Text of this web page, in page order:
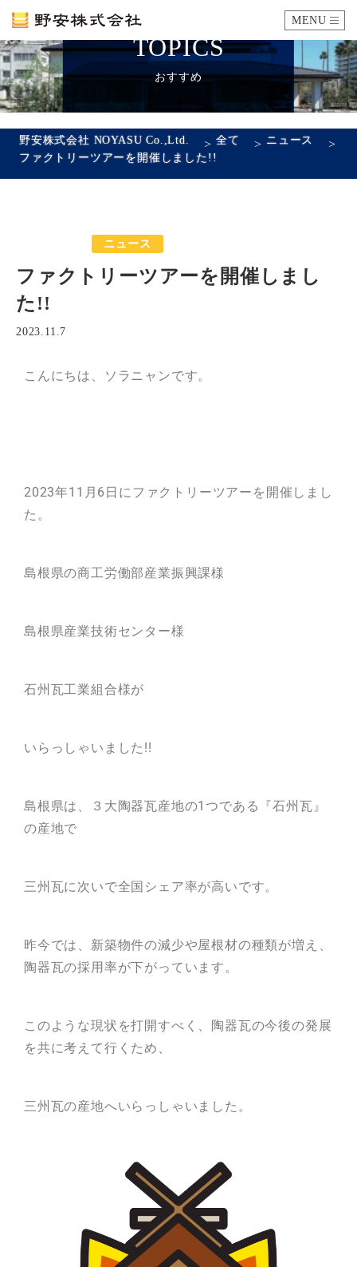
MENU
カタログ
瓦ができるまで
会社概要 沿革 代表あいさつ アクセス
採用情報
TOPICS
おすすめ
野安株式会社 NOYASU Co.,Ltd. >全て > ニュース >
ファクトリーツアーを開催しました!!
ニュース
ファクトリーツアーを開催しまし
た!!
2023.11.7
こんにちは、ソラニャンです。
2023年11月6日にファクトリーツアーを開催しまし
た。
島根県の商工労働部産業振興課様
島根県産業技術センター様
石州瓦工業組合様が
いらっしゃいました!!
島根県は、３大陶器瓦産地の1つである『石州瓦』
の産地で
三州瓦に次いで全国シェア率が高いです。
昨今では、新築物件の減少や屋根材の種類が増え、
陶器瓦の採用率が下がっています。
このような現状を打開すべく、陶器瓦の今後の発展
を共に考えて行くため、
三州瓦の産地へいらっしゃいました。